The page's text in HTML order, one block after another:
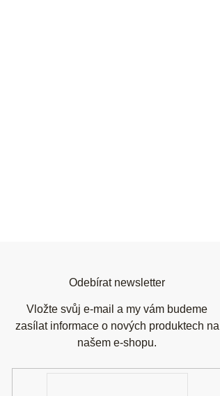
Odebírat newsletter
Vložte svůj e-mail a my vám budeme
zasílat informace o nových produktech na
našem e-shopu.